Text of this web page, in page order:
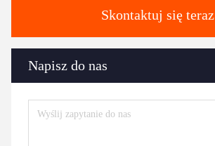
Skontaktuj się teraz
Napisz do nas